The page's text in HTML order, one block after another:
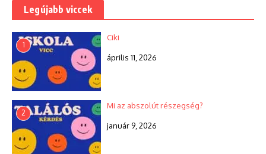
Legújabb viccek
1
Ciki
április 11, 2026
2
Mi az abszolút részegség?
január 9, 2026